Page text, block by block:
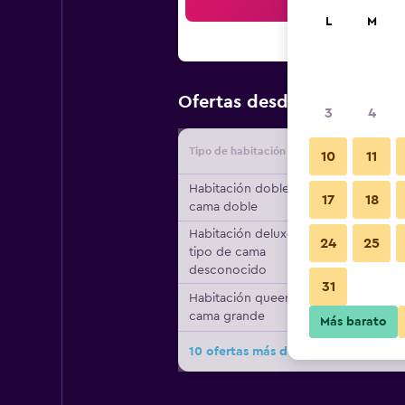
Ofertas desde Oferta
Tipo de habitación
Habitación doble, 1
cama doble
Habitación deluxe,
tipo de cama
desconocido
Habitación queen, 1
cama grande
10 ofertas más de Railay Garden
L M
3 4
10 11
17 18
24 25
31
Más barato